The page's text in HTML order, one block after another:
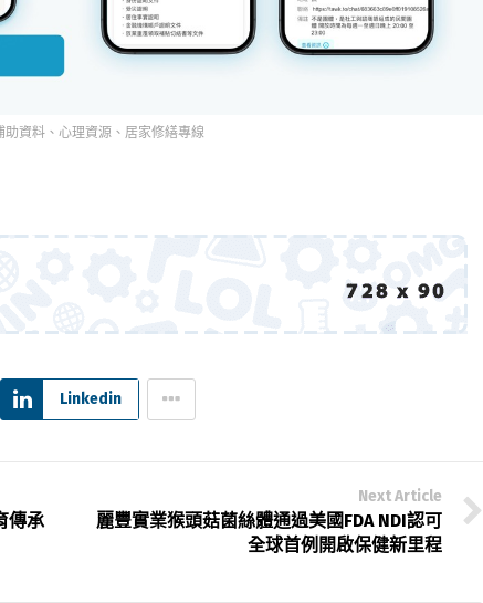
助資料、心理資源、居家修繕專線
Linkedin
傳承
Next Article
麗豐實業猴頭菇菌絲體通過美國FDA NDI認可
全球首例開啟保健新里程